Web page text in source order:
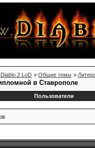
2 LoD > Общие темы >
в Ставрополе
Пользователи